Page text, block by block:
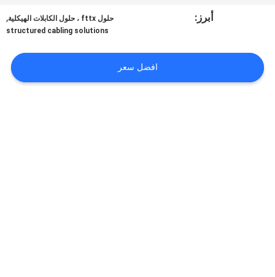
اقتباس
خريطة
أبرز: حلول fttx ، حلول الكابلات الهيكلية ,
structured cabling solutions
افضل سعر